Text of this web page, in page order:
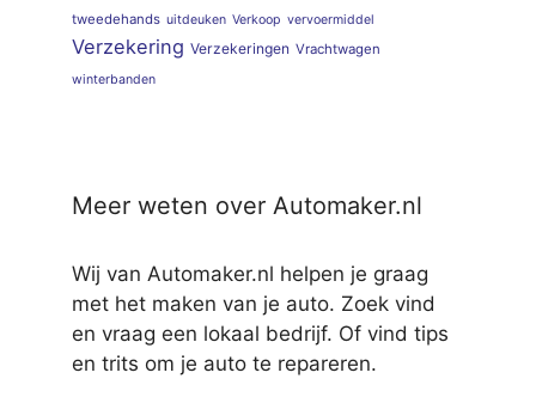
tweedehands uitdeuken Verkoop vervoermiddel
Verzekering Verzekeringen Vrachtwagen
winterbanden
Meer weten over Automaker.nl
Wij van Automaker.nl helpen je graag
met het maken van je auto. Zoek vind
en vraag een lokaal bedrijf. Of vind tips
en trits om je auto te repareren.